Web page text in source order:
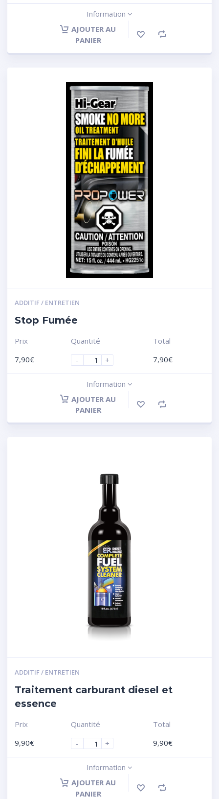
Information
AJOUTER AU
PANIER
ADDITIF / ENTRETIEN
Stop Fumée
Prix
7,90€
Quantité
-
+
Total
7,90€
Information
AJOUTER AU
PANIER
ADDITIF / ENTRETIEN
Traitement carburant diesel et
essence
Prix
9,90€
Quantité
-
+
Total
9,90€
Information
AJOUTER AU
PANIER